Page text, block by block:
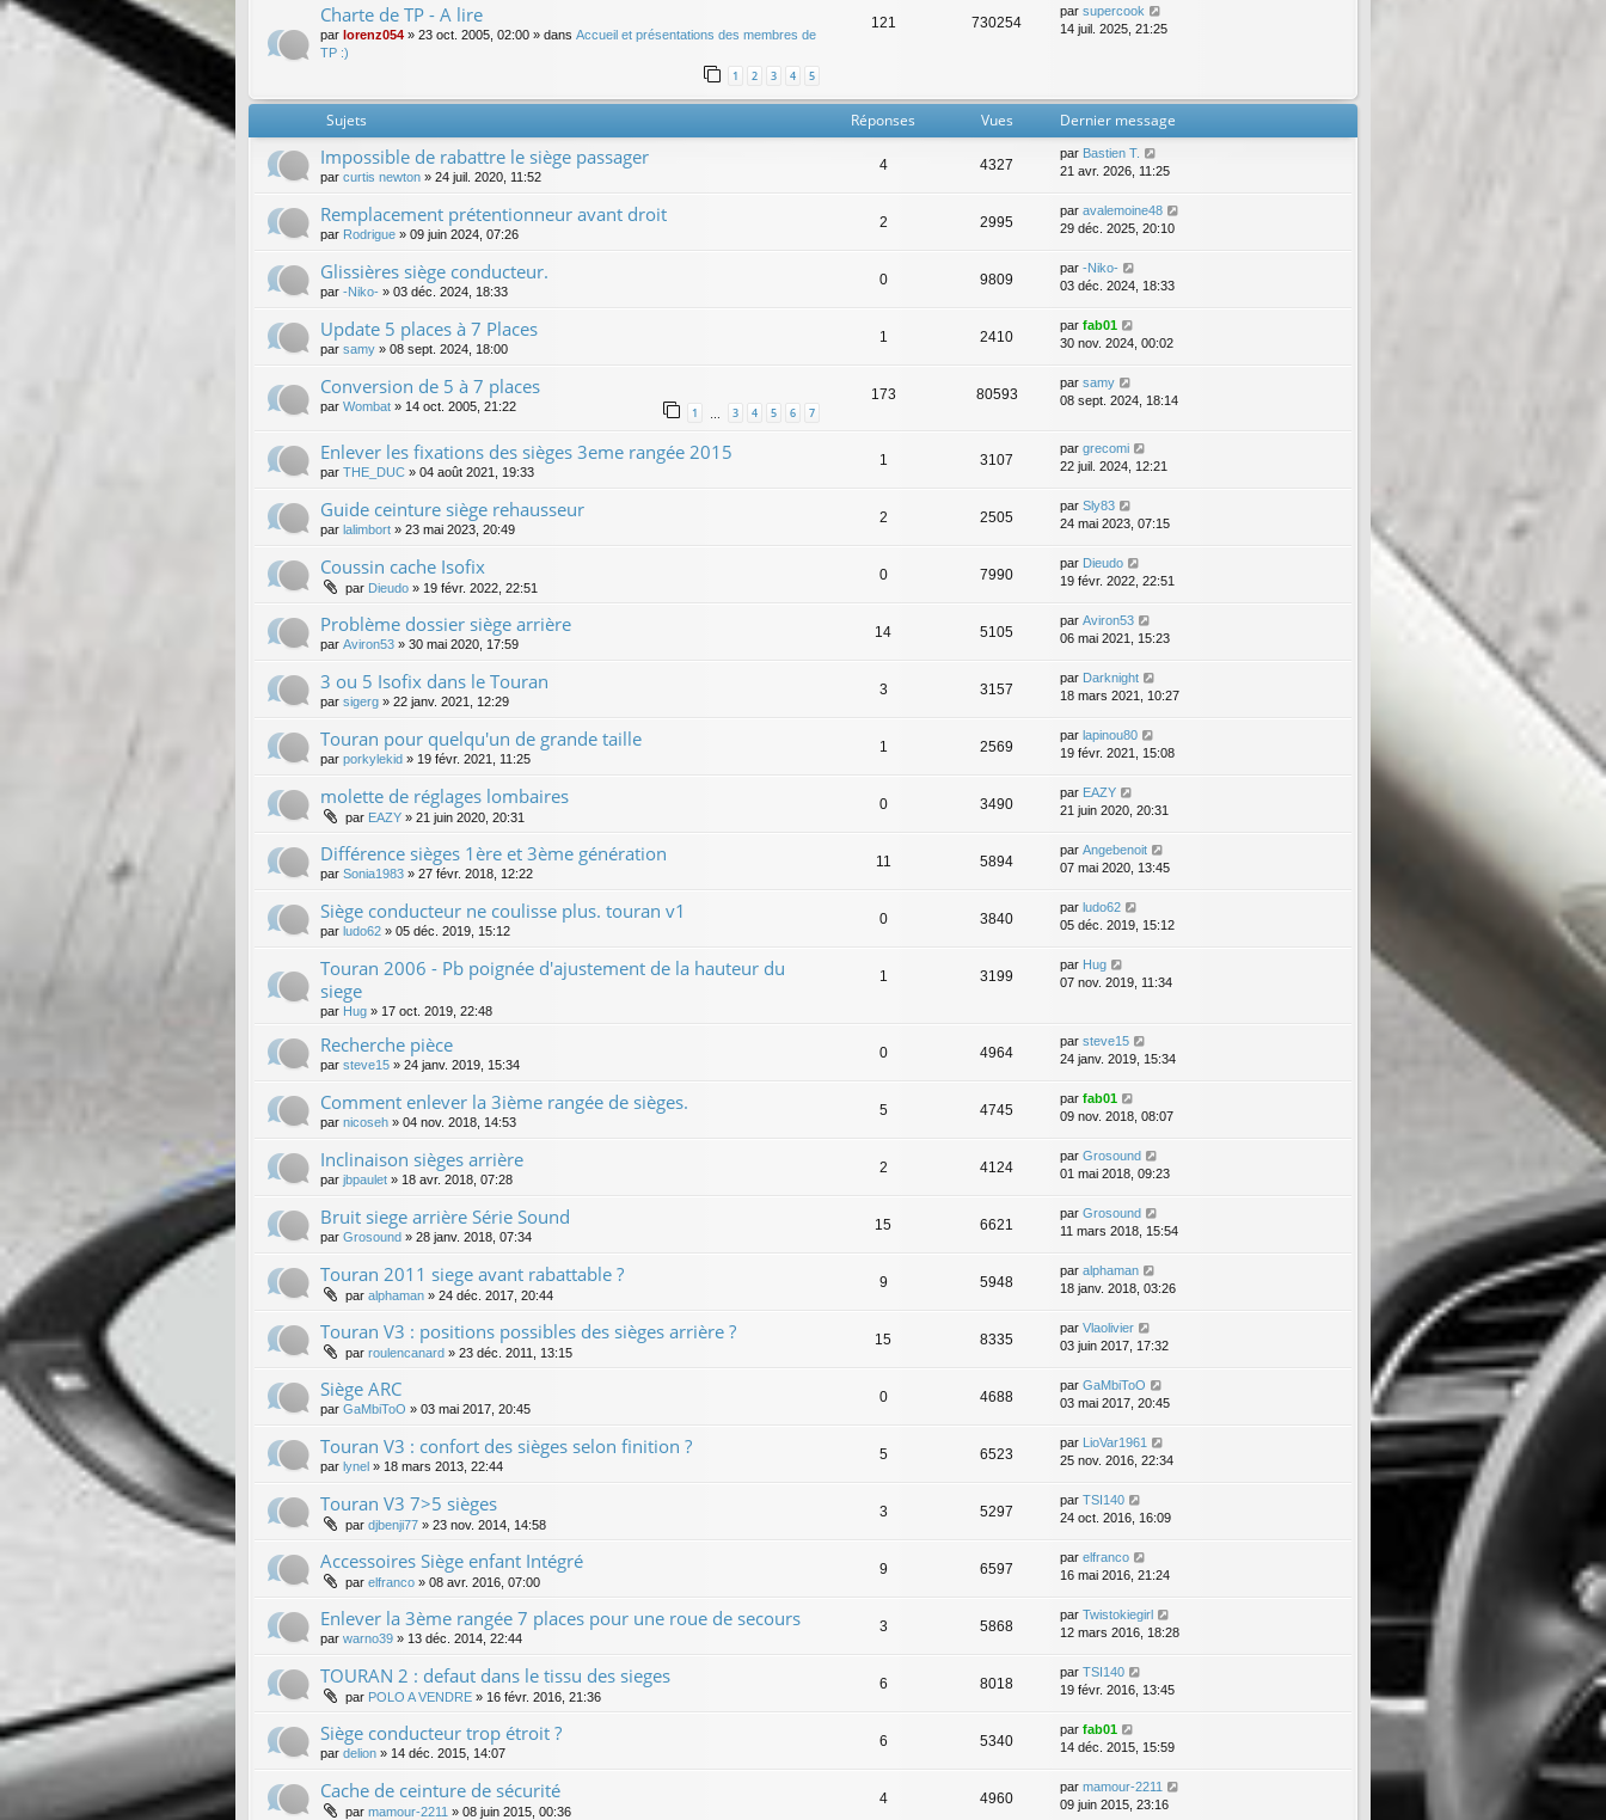
Charte de TP - A lire
par lorenz054 » 23 oct. 2005, 02:00 » dans Accueil et présentations des membres de
TP :)
1 2 3 4 5
121 730254
par supercook
14 juil. 2025, 21:25
Sujets Réponses Vues Dernier message
Impossible de rabattre le siège passager
par curtis newton » 24 juil. 2020, 11:52
4 4327
par Bastien T.
21 avr. 2026, 11:25
Remplacement prétentionneur avant droit
par Rodrigue » 09 juin 2024, 07:26
2 2995
par avalemoine48
29 déc. 2025, 20:10
Glissières siège conducteur.
par -Niko- » 03 déc. 2024, 18:33
0 9809
par -Niko-
03 déc. 2024, 18:33
Update 5 places à 7 Places
par samy » 08 sept. 2024, 18:00
1 2410
par fab01
30 nov. 2024, 00:02
Conversion de 5 à 7 places
par Wombat » 14 oct. 2005, 21:22 1 3 4 5 6 7
173 80593
par samy
08 sept. 2024, 18:14
Enlever les fixations des sièges 3eme rangée 2015
par THE_DUC » 04 août 2021, 19:33
1 3107
par grecomi
22 juil. 2024, 12:21
Guide ceinture siège rehausseur
par lalimbort » 23 mai 2023, 20:49
2 2505
par Sly83
24 mai 2023, 07:15
Coussin cache Isofix
par Dieudo » 19 févr. 2022, 22:51
0 7990
par Dieudo
19 févr. 2022, 22:51
Problème dossier siège arrière
par Aviron53 » 30 mai 2020, 17:59
14 5105
par Aviron53
06 mai 2021, 15:23
3 ou 5 Isofix dans le Touran
par sigerg » 22 janv. 2021, 12:29
3 3157
par Darknight
18 mars 2021, 10:27
Touran pour quelqu'un de grande taille
par porkylekid » 19 févr. 2021, 11:25
1 2569
par lapinou80
19 févr. 2021, 15:08
molette de réglages lombaires
par EAZY » 21 juin 2020, 20:31
0 3490
par EAZY
21 juin 2020, 20:31
Différence sièges 1ère et 3ème génération
par Sonia1983 » 27 févr. 2018, 12:22
11 5894
par Angebenoit
07 mai 2020, 13:45
Siège conducteur ne coulisse plus. touran v1
par ludo62 » 05 déc. 2019, 15:12
0 3840
par ludo62
05 déc. 2019, 15:12
Touran 2006 - Pb poignée d'ajustement de la hauteur du
siege
par Hug » 17 oct. 2019, 22:48
1 3199
par Hug
07 nov. 2019, 11:34
Recherche pièce
par steve15 » 24 janv. 2019, 15:34
0 4964
par steve15
24 janv. 2019, 15:34
Comment enlever la 3ième rangée de sièges.
par nicoseh » 04 nov. 2018, 14:53
5 4745
par fab01
09 nov. 2018, 08:07
Inclinaison sièges arrière
par jbpaulet » 18 avr. 2018, 07:28
2 4124
par Grosound
01 mai 2018, 09:23
Bruit siege arrière Série Sound
par Grosound » 28 janv. 2018, 07:34
15 6621
par Grosound
11 mars 2018, 15:54
Touran 2011 siege avant rabattable ?
par alphaman » 24 déc. 2017, 20:44
9 5948
par alphaman
18 janv. 2018, 03:26
Touran V3 : positions possibles des sièges arrière ?
par roulencanard » 23 déc. 2011, 13:15
15 8335
par Vlaolivier
03 juin 2017, 17:32
Siège ARC
par GaMbiToO » 03 mai 2017, 20:45
0 4688
par GaMbiToO
03 mai 2017, 20:45
Touran V3 : confort des sièges selon finition ?
par lynel » 18 mars 2013, 22:44
5 6523
par LioVar1961
25 nov. 2016, 22:34
Touran V3 7>5 sièges
par djbenji77 » 23 nov. 2014, 14:58
3 5297
par TSI140
24 oct. 2016, 16:09
Accessoires Siège enfant Intégré
par elfranco » 08 avr. 2016, 07:00
9 6597
par elfranco
16 mai 2016, 21:24
Enlever la 3ème rangée 7 places pour une roue de secours
par warno39 » 13 déc. 2014, 22:44
3 5868
par Twistokiegirl
12 mars 2016, 18:28
TOURAN 2 : defaut dans le tissu des sieges
par POLO A VENDRE » 16 févr. 2016, 21:36
6 8018
par TSI140
19 févr. 2016, 13:45
Siège conducteur trop étroit ?
par delion » 14 déc. 2015, 14:07
6 5340
par fab01
14 déc. 2015, 15:59
Cache de ceinture de sécurité
par mamour-2211 » 08 juin 2015, 00:36
4 4960
par mamour-2211
09 juin 2015, 23:16